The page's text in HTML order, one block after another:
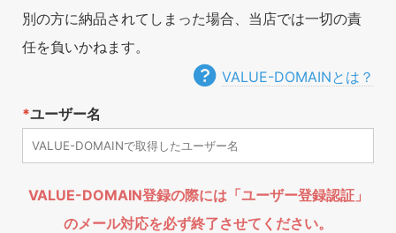
別の方に納品されてしまった場合、当店では一切の責
任を負いかねます。
VALUE-DOMAINとは？
*ユーザー名
VALUE-DOMAIN登録の際には「ユーザー登録認証」
のメール対応を必ず終了させてください。